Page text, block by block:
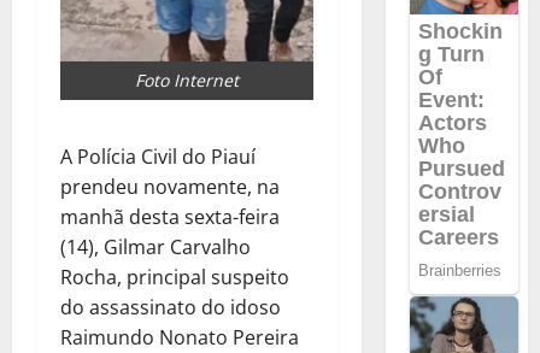
Foto Internet
A Polícia Civil do Piauí
prendeu novamente, na
manhã desta sexta-feira
(14), Gilmar Carvalho
Rocha, principal suspeito
do assassinato do idoso
Raimundo Nonato Pereira